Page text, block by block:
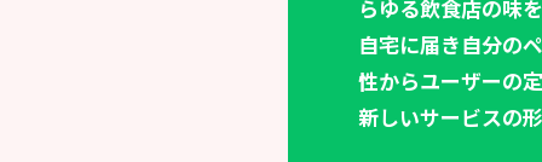
らゆる飲食店の味
自宅に届き自分の
性からユーザーの
新しいサービスの